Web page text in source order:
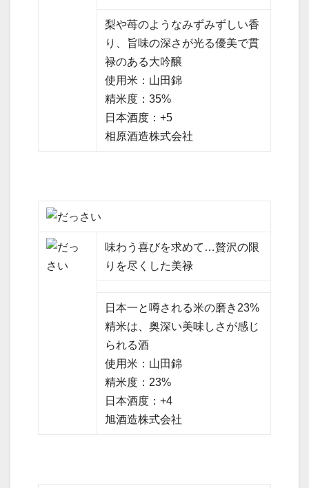
梨や苺のようなみずみずしい香
り、旨味の深さが光る優美で貫
禄のある大吟醸
使用米：山田錦
精米度：35%
日本酒度：+5
相原酒造株式会社
味わう喜びを求めて…贅沢の限
りを尽くした美禄
日本一と噂される米の磨き23%
精米は、奥深い美味しさが感じ
られる酒
使用米：山田錦
精米度：23%
日本酒度：+4
旭酒造株式会社